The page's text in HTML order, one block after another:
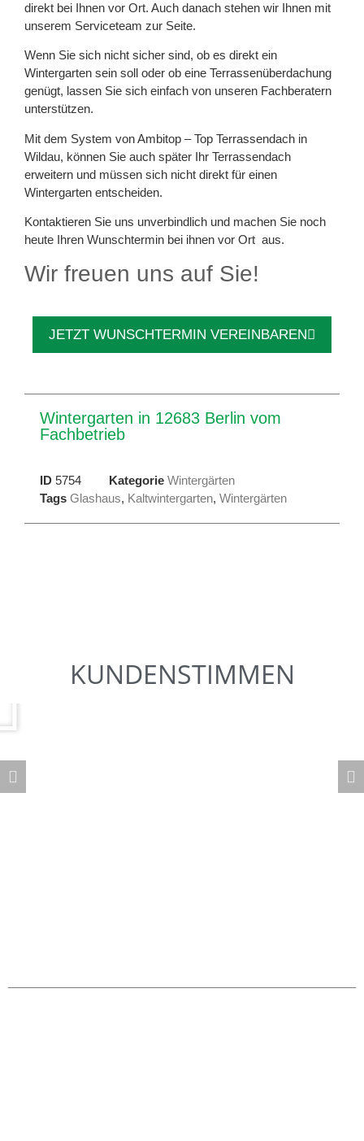
direkt bei Ihnen vor Ort. Auch danach stehen wir Ihnen mit
unserem Serviceteam zur Seite.
Wenn Sie sich nicht sicher sind, ob es direkt ein
Wintergarten sein soll oder ob eine Terrassenüberdachung
genügt, lassen Sie sich einfach von unseren Fachberatern
unterstützen.
Mit dem System von Ambitop – Top Terrassendach in
Wildau, können Sie auch später Ihr Terrassendach
erweitern und müssen sich nicht direkt für einen
Wintergarten entscheiden.
Kontaktieren Sie uns unverbindlich und machen Sie noch
heute Ihren Wunschtermin bei ihnen vor Ort aus.
Wir freuen uns auf Sie!
JETZT WUNSCHTERMIN VEREINBAREN
Wintergarten in 12683 Berlin vom
Fachbetrieb
ID 5754 Kategorie Wintergärten
Tags Glashaus, Kaltwintergarten, Wintergärten
KUNDENSTIMMEN